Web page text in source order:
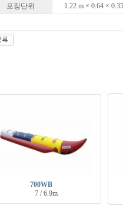
포장단위
1.22 m × 0.64 × 0.35
700WB
7 / 6.9m